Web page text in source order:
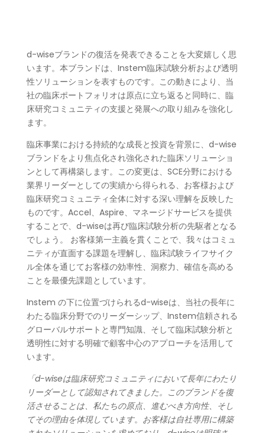
d-wiseブランドの復活を発表できることを大変嬉しく思
います。本ブランドは、Instem臨床試験分析および透明
性ソリューションを表すものです。この動きにより、当
社の臨床ポートフォリオは原点に立ち返ると同時に、臨
床研究コミュニティの支援と発展への取り組みを強化し
ます。
臨床事業における持続的な成長と投資を背景に、d-wise
ブランドをより焦点化され強化された臨床ソリューショ
ンとして再構築します。この変更は、SCE分野における
業界リーダーとしての実績から得られる、お客様および
臨床研究コミュニティ全体に対する深い理解を反映した
ものです。Accel、Aspire、マネージドサービスを提供
することで、d-wiseは再び臨床試験分析の先駆者となる
でしょう。 お客様第一主義を貫くことで、我々はコミュ
ニティが直面する課題を理解し、臨床試験ライフサイク
ル全体を通じてお客様の効率性、洞察力、確信を高める
ことを最優先課題としています。
Instem の下に位置づけられるd-wiseは、当社の長年に
わたる臨床分野でのリーダーシップ、Instem信頼される
グローバルサポートと専門知識、そして臨床試験分析と
透明性に対する明確で顧客中心のアプローチを活用して
います。
「d-wiseは臨床研究コミュニティにおいて長年にわたり
リーダーとして認知されてきました。このブランドを復
活させることは、私たちの原点、進むべき方向性、そし
てその理由を体現しています。 お客様は自社専用に構築